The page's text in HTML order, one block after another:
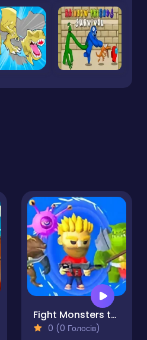
Fight Monsters to Survive!
0 (0 Голосів)